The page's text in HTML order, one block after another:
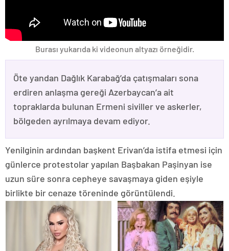
Burası yukarıda ki videonun altyazı örneğidir.
Öte yandan Dağlık Karabağ’da çatışmaları sona
erdiren anlaşma gereği Azerbaycan’a ait
topraklarda bulunan Ermeni siviller ve askerler,
bölgeden ayrılmaya devam ediyor.
Yenilginin ardından başkent Erivan’da istifa etmesi için
günlerce protestolar yapılan Başbakan Paşinyan ise
uzun süre sonra cepheye savaşmaya giden eşiyle
birlikte bir cenaze töreninde görüntülendi.